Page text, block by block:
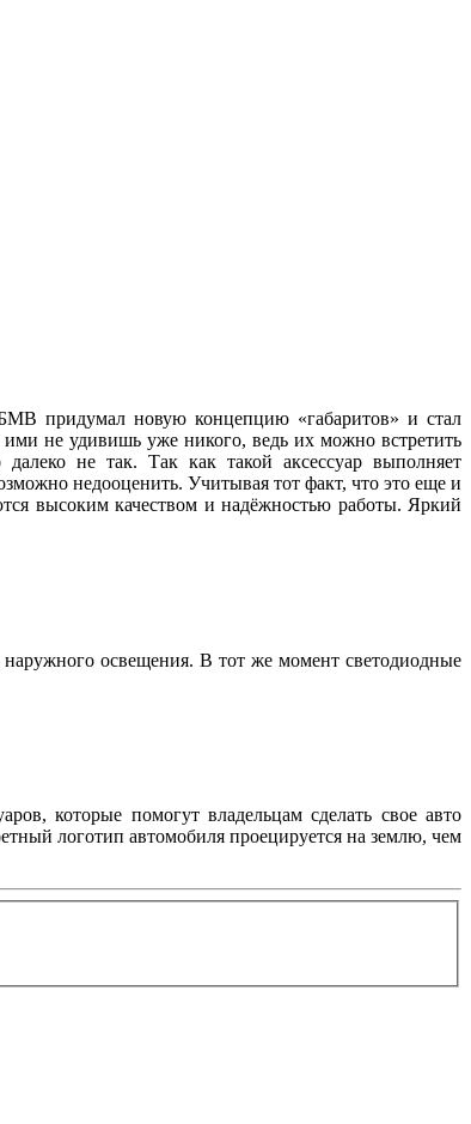
придумал новую концепцию «габаритов» и стал
ими не удивишь уже никого, ведь их можно встретить
не так. Так как такой аксессуар выполняет
недооценить. Учитывая тот факт, что это еще и
высоким качеством и надёжностью работы. Яркий
освещения. В тот же момент светодиодные
которые помогут владельцам сделать свое авто
логотип автомобиля проецируется на землю, чем